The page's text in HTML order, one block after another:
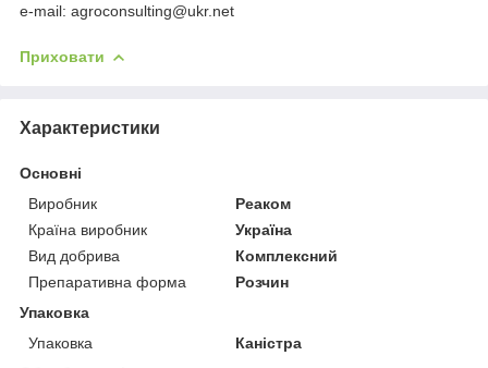
e-mail: agroconsulting@ukr.net
Приховати
Характеристики
Основні
Виробник
Реаком
Країна виробник
Україна
Вид добрива
Комплексний
Препаративна форма
Розчин
Упаковка
Упаковка
Каністра